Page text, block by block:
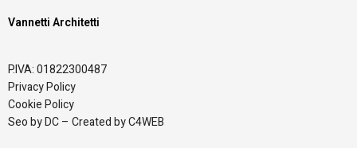
Vannetti Architetti
P.IVA: 01822300487
Privacy Policy
Cookie Policy
Seo by DC – Created by C4WEB